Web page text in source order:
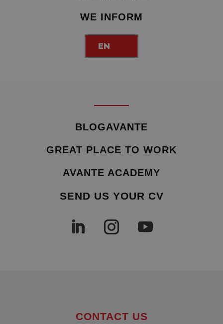
WE INFORM
EN
BLOGAVANTE
GREAT PLACE TO WORK
AVANTE ACADEMY
SEND US YOUR CV
CONTACT US